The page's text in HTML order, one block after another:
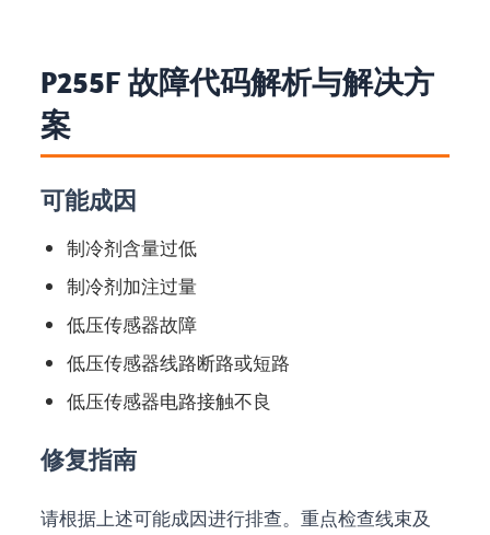
P255F 故障代码解析与解决方
案
可能成因
制冷剂含量过低
制冷剂加注过量
低压传感器故障
低压传感器线路断路或短路
低压传感器电路接触不良
修复指南
请根据上述可能成因进行排查。重点检查线束及